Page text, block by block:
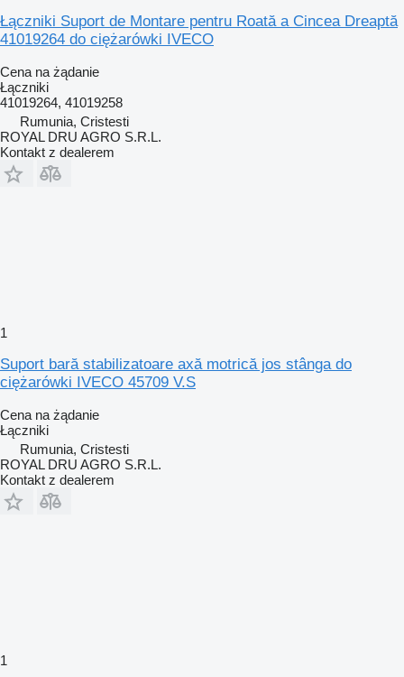
Łączniki Suport de Montare pentru Roată a Cincea Dreaptă
41019264 do ciężarówki IVECO
Cena na żądanie
Łączniki
41019264, 41019258
Rumunia, Cristesti
ROYAL DRU AGRO S.R.L.
Kontakt z dealerem
1
Suport bară stabilizatoare axă motrică jos stânga do
ciężarówki IVECO 45709 V.S
Cena na żądanie
Łączniki
Rumunia, Cristesti
ROYAL DRU AGRO S.R.L.
Kontakt z dealerem
1